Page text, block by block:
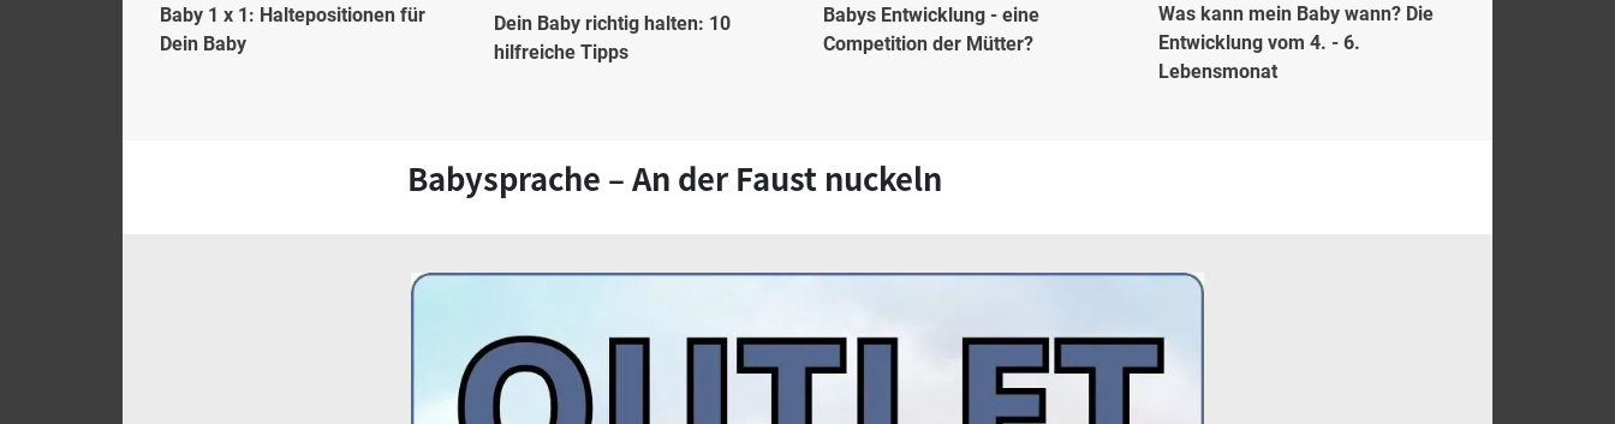
Baby 1 x 1: Haltepositionen für
Dein Baby
Dein Baby richtig halten: 10
hilfreiche Tipps
Babys Entwicklung - eine
Competition der Mütter?
Was kann mein Baby wann? Die
Entwicklung vom 4. - 6.
Lebensmonat
Babysprache – An der Faust nuckeln